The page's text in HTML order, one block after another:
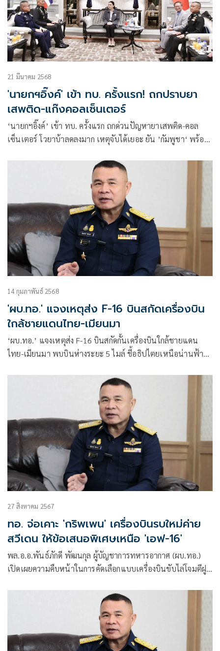
21 มีนาคม 2568
'นายกฯอิ๊งค์' เข้า ทบ. ครั้งแรก! ถกปราบยา
เสพติด-แก๊งคอลเซ็นเตอร์
‘นายกฯอิ๊งค์’ เข้า ทบ. ครั้งแรก ถก​ด่วนปัญหา​ยาเสพติด​-คอล
เซ็นเตอร์ โวยาบ้าลดลงมาก เหตุจับได้เยอะ ยัน ’กัมพูชา‘ พร้อม
14 กุมภาพันธ์ 2568
'ผบ.ทอ.' แจงเหตุส่ง F-16 บินสกัดเครื่องบิน
ใกล้ชายแดนไทย-เมียนมา
‘ผบ.ทอ.’ แจงเหตุส่ง F-16 บินสกัดกั้นเครื่องบินใกล้ชายแดน
ไทย-เมียนมา พบบินห่างระยะ 5 ไมล์ ชี้อธิปไตยเหนือน่านฟ้าที่
27 สิงหาคม 2567
ทอ. จ่อเคาะ 'กริพเพน' เครื่องบินรบใหม่ค่าย
สวีเดน ให้ข้อเสนอพิเศษเหนือ 'เอฟ-16'
พล.อ.อ.พันธ์ภักดี พัฒนกุล ผู้บัญชาการทหารอากาศ (ผบ.ทอ.)
เปิดเผยความคืบหน้าในการคัดเลือกแบบเครื่องบินขับไล่โจมตีฝูง
block70/72 และ บริษัท SAAB สวีเดน ประเทศผู้ผลิตเครื่องบิน